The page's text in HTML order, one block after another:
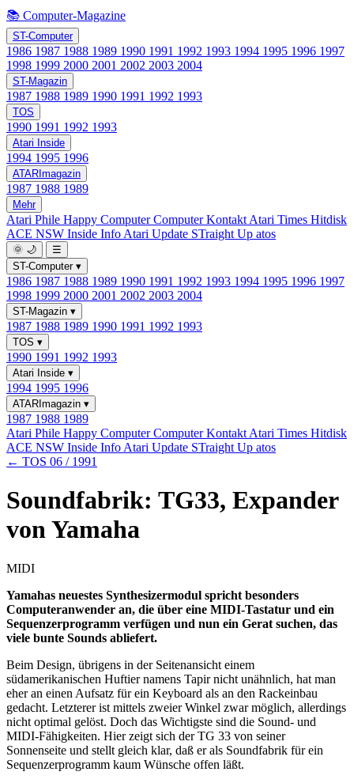
📚 Computer-Magazine
ST-Computer
1986 1987 1988 1989 1990 1991 1992 1993 1994 1995 1996 1997
1998 1999 2000 2001 2002 2003 2004
ST-Magazin
1987 1988 1989 1990 1991 1992 1993
TOS
1990 1991 1992 1993
Atari Inside
1994 1995 1996
ATARImagazin
1987 1988 1989
Mehr
Atari Phile Happy ComputerComputer Kontakt Atari Times Hitdisk
ACE NSW Inside Info Atari Update STraight Up atos
🌞 🌙
☰
ST-Computer ▾
1986 1987 1988 1989 1990 1991 1992 1993 1994 1995 1996 1997
1998 1999 2000 2001 2002 2003 2004
ST-Magazin ▾
1987 1988 1989 1990 1991 1992 1993
TOS ▾
1990 1991 1992 1993
Atari Inside ▾
1994 1995 1996
ATARImagazin ▾
1987 1988 1989
Atari Phile Happy ComputerComputer Kontakt Atari Times Hitdisk
ACE NSW Inside Info Atari Update STraight Up atos
← TOS 06 / 1991
Soundfabrik: TG33, Expander
von Yamaha
MIDI
Yamahas neuestes Synthesizermodul spricht besonders
Computeranwender an, die über eine MIDI-Tastatur und ein
Sequenzerprogramm verfügen und nun ein Gerat suchen, das
viele bunte Sounds abliefert.
Beim Design, übrigens in der Seitenansicht einem
südamerikanischen Huftier namens Tapir nicht unähnlich, hat man
eher an einen Aufsatz für ein Keyboard als an den Rackeinbau
gedacht. Letzterer ist mittels zweier Winkel zwar möglich, allerdings
nicht optimal gelöst. Doch das Wichtigste sind die Sound- und
MIDI-Fähigkeiten. Hier zeigt sich der TG 33 von seiner
Sonnenseite und stellt gleich klar, daß er als Soundfabrik für ein
Sequenzerprogramm kaum Wünsche offen läßt.